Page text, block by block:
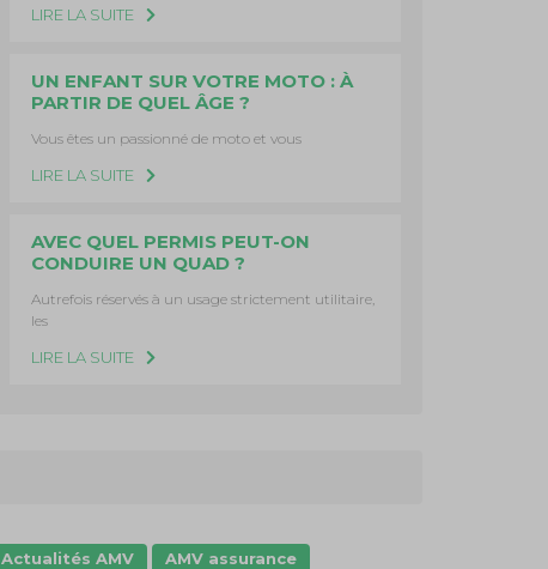
LIRE LA SUITE
UN ENFANT SUR VOTRE MOTO : À
PARTIR DE QUEL ÂGE ?
Vous êtes un passionné de moto et vous
LIRE LA SUITE
AVEC QUEL PERMIS PEUT-ON
CONDUIRE UN QUAD ?
Autrefois réservés à un usage strictement utilitaire,
les
LIRE LA SUITE
Actualités AMV
AMV assurance